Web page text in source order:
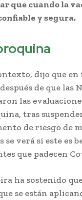
que cuando la
y segura.
dijo que en
de que las
las
tras
de riesgo de
se verá si este es
que padecen
ha sostenido
se están